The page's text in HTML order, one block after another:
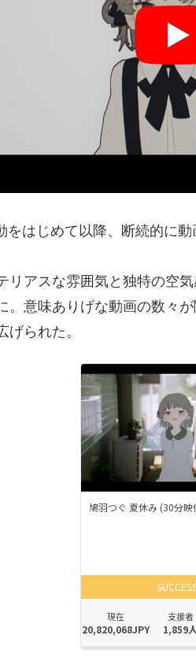
はじめて以降、断続的に動
リアスな雰囲気と独特の空
。意味ありげな動画の数々
げられた。